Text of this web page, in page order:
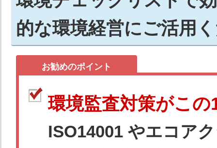
的な環境経営にご活用
お勧めのポイント
環境監査対策がこの
ISO14001 やエコア